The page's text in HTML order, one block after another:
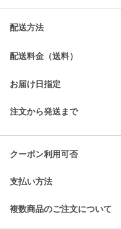
配送方法
配送料金（送料）
お届け日指定
注文から発送まで
クーポン利用可否
支払い方法
複数商品のご注文について